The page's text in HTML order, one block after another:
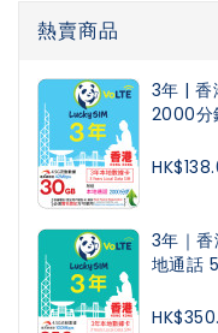
熱賣商品
3年 |
2000分
3年｜
地通話